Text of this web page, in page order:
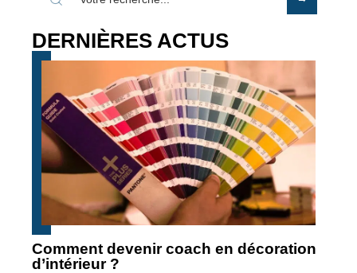
DERNIÈRES ACTUS
Comment devenir coach en décoration
d’intérieur ?